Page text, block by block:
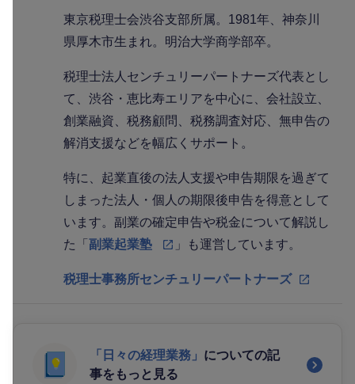
東京税理士会渋谷支部所属。1981年、神奈川
県厚木市生まれ。明治大学商学部卒。
税理士法人センチュリーパートナーズ代表とし
て、渋谷・恵比寿エリアを中心に、会社設立、
創業融資、税務顧問、税務調査対応、無申告の
解消支援などを幅広くサポート。
特に、起業直後の法人支援や申告期限を過ぎて
しまった法人・個人の期限後申告を得意として
います。副業の確定申告や税金について解説し
た「 副業起業塾 」も運営しています。
税理士事務所センチュリーパートナーズ
「日々の経理業務」 についての記
事をもっと見る